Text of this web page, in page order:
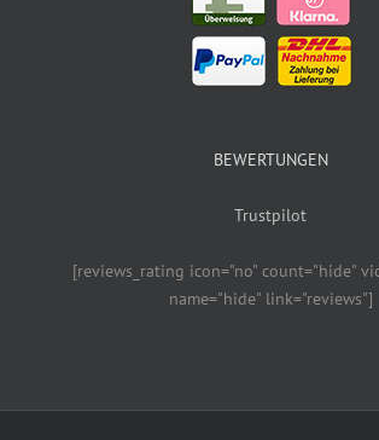
BEWERTUNGEN
Trustpilot
[reviews_rating icon="no" count="hide"
name="hide" link="reviews"]